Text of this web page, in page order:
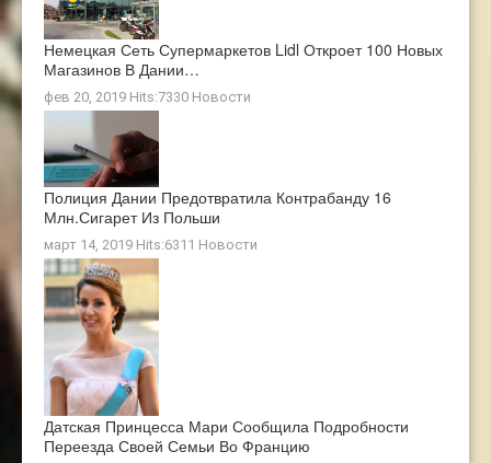
Немецкая Сеть Супермаркетов Lidl Откроет 100 Новых
Магазинов В Дании…
фев 20, 2019 Hits:7330 Новости
Полиция Дании Предотвратила Контрабанду 16
Млн.сигарет Из Польши
март 14, 2019 Hits:6311 Новости
Датская Принцесса Мари Сообщила Подробности
Переезда Своей Семьи Во Францию